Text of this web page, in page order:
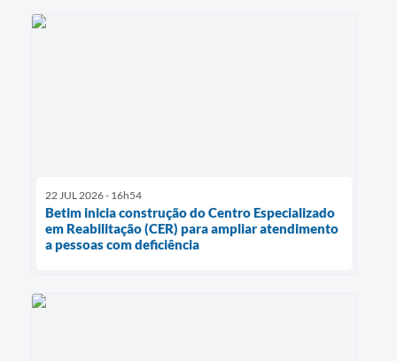
22 JUL 2026 - 16h54
Betim inicia construção do Centro Especializado
em Reabilitação (CER) para ampliar atendimento
a pessoas com deficiência